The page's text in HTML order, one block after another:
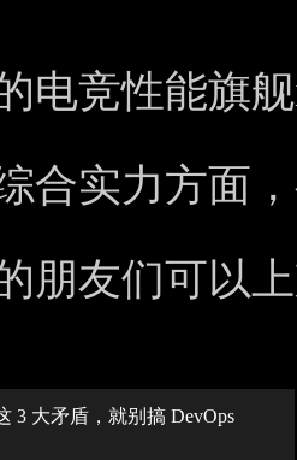
电竞性能旗
合实力方面
朋友们可以
3 大矛盾，就别搞 DevOps